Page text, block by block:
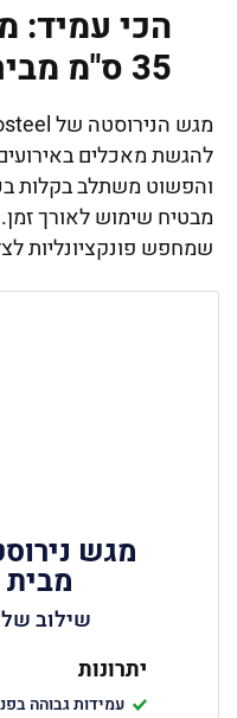
הכי עמיד:
35 ס"מ מבית Arcosteel
להגשת מאכלים
והפשוט משתלב בקלות
מבטיח שימוש לאורך
שמחפש פונקציונליות
מבית Arcosteel
שילוב
יתרונות
עמידות גבוהה